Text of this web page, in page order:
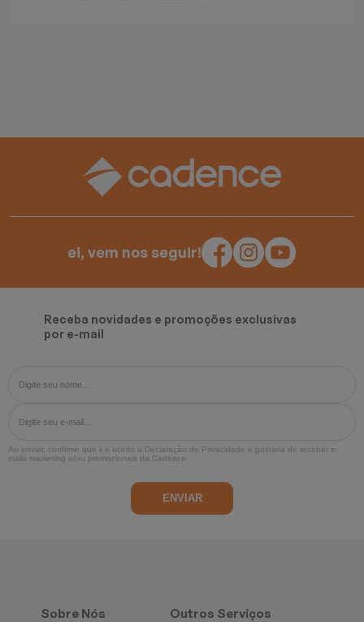
ei, vem nos seguir!
Receba novidades e promoções exclusivas
por e-mail
Ao enviar, confirmo que li e aceito a Declaração de Privacidade e gostaria de receber e-
mails marketing e/ou promocionais da Cadence
Sobre Nós Outros Serviços